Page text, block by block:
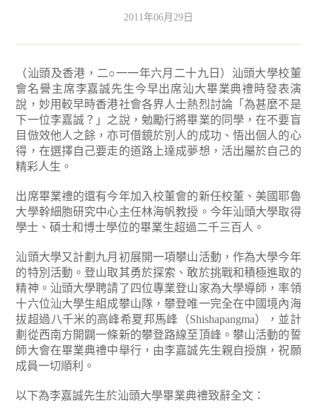
2011年06月29日
（汕頭及香港，二○一一年六月二十九日）汕頭大學校董
會名譽主席李嘉誠先生今早出席汕大畢業典禮時發表演
說，妙用較早時香港社會各界人士熱烈討論「為甚麼不是
下一位李嘉誠？」之說，勉勵行將畢業的同學，在不要盲
目倣效他人之餘，亦可借鏡於別人的成功、悟出個人的心
得，在選擇自己要走的道路上達成夢想，活出屬於自己的
精彩人生。
出席畢業禮的還有今年加入校董會的新任校董、美國耶魯
大學幹細胞研究中心主任林海帆教授。今年汕頭大學取得
學士、碩士和博士學位的畢業生超過二千三百人。
汕頭大學又計劃九月初展開一項攀山活動，作為大學今年
的特別活動。登山取其勇於探索、敢於挑戰和積極進取的
精神。汕頭大學聘請了四位專業登山家為大學導師，率領
十六位汕大學生組成攀山隊，攀登唯一完全在中國境內海
拔超過八千米的高峰希夏邦馬峰（Shishapangma），並計
劃從西南方開闢一條新的攀登路線至頂峰。攀山活動的誓
師大會在畢業典禮中舉行，由李嘉誠先生親自授旗，祝願
成員一切順利。
以下為李嘉誠先生於汕頭大學畢業典禮致辭全文：